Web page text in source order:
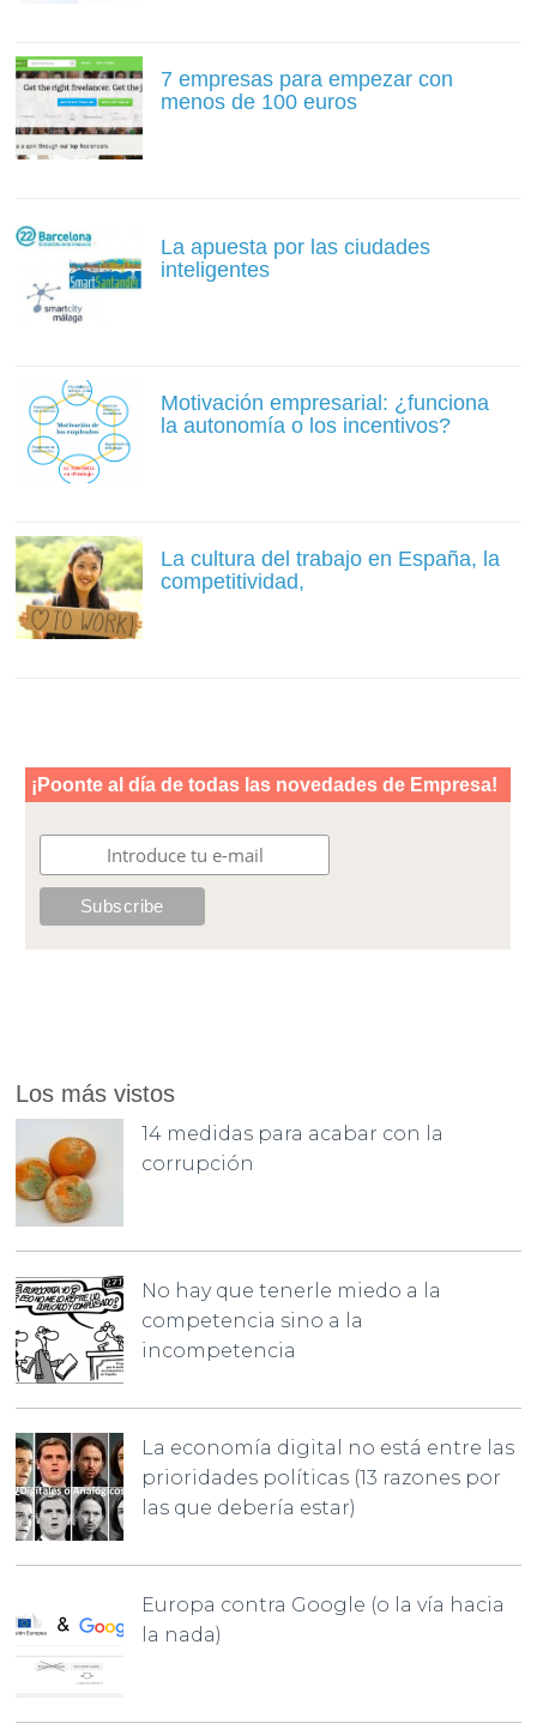
7 empresas para empezar con
menos de 100 euros
La apuesta por las ciudades
inteligentes
Motivación empresarial: ¿funciona
la autonomía o los incentivos?
La cultura del trabajo en España, la
competitividad,
Los más vistos
14 medidas para acabar con la
corrupción
No hay que tenerle miedo a la
competencia sino a la
incompetencia
La economía digital no está entre las
prioridades políticas (13 razones por
las que debería estar)
Europa contra Google (o la vía hacia
la nada)